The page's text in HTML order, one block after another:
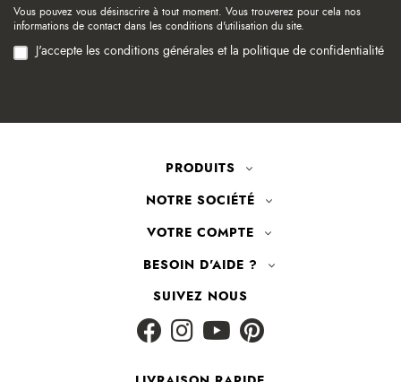
Vous pouvez vous désinscrire à tout moment. Vous trouverez pour cela nos
informations de contact dans les conditions d'utilisation du site.
J'accepte les conditions générales et la politique de confidentialité
PRODUITS
NOTRE SOCIÉTÉ
VOTRE COMPTE
BESOIN D'AIDE ?
SUIVEZ NOUS